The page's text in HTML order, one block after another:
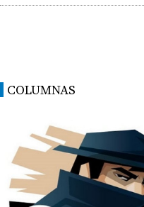
COLUMNAS